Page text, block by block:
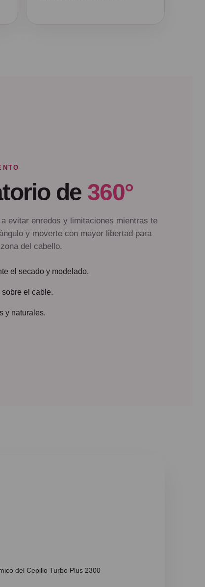
de 360°
evitar enredos y limitaciones mientras te
y moverte con mayor libertad para
del cabello.
el secado y modelado.
el cable.
y naturales.